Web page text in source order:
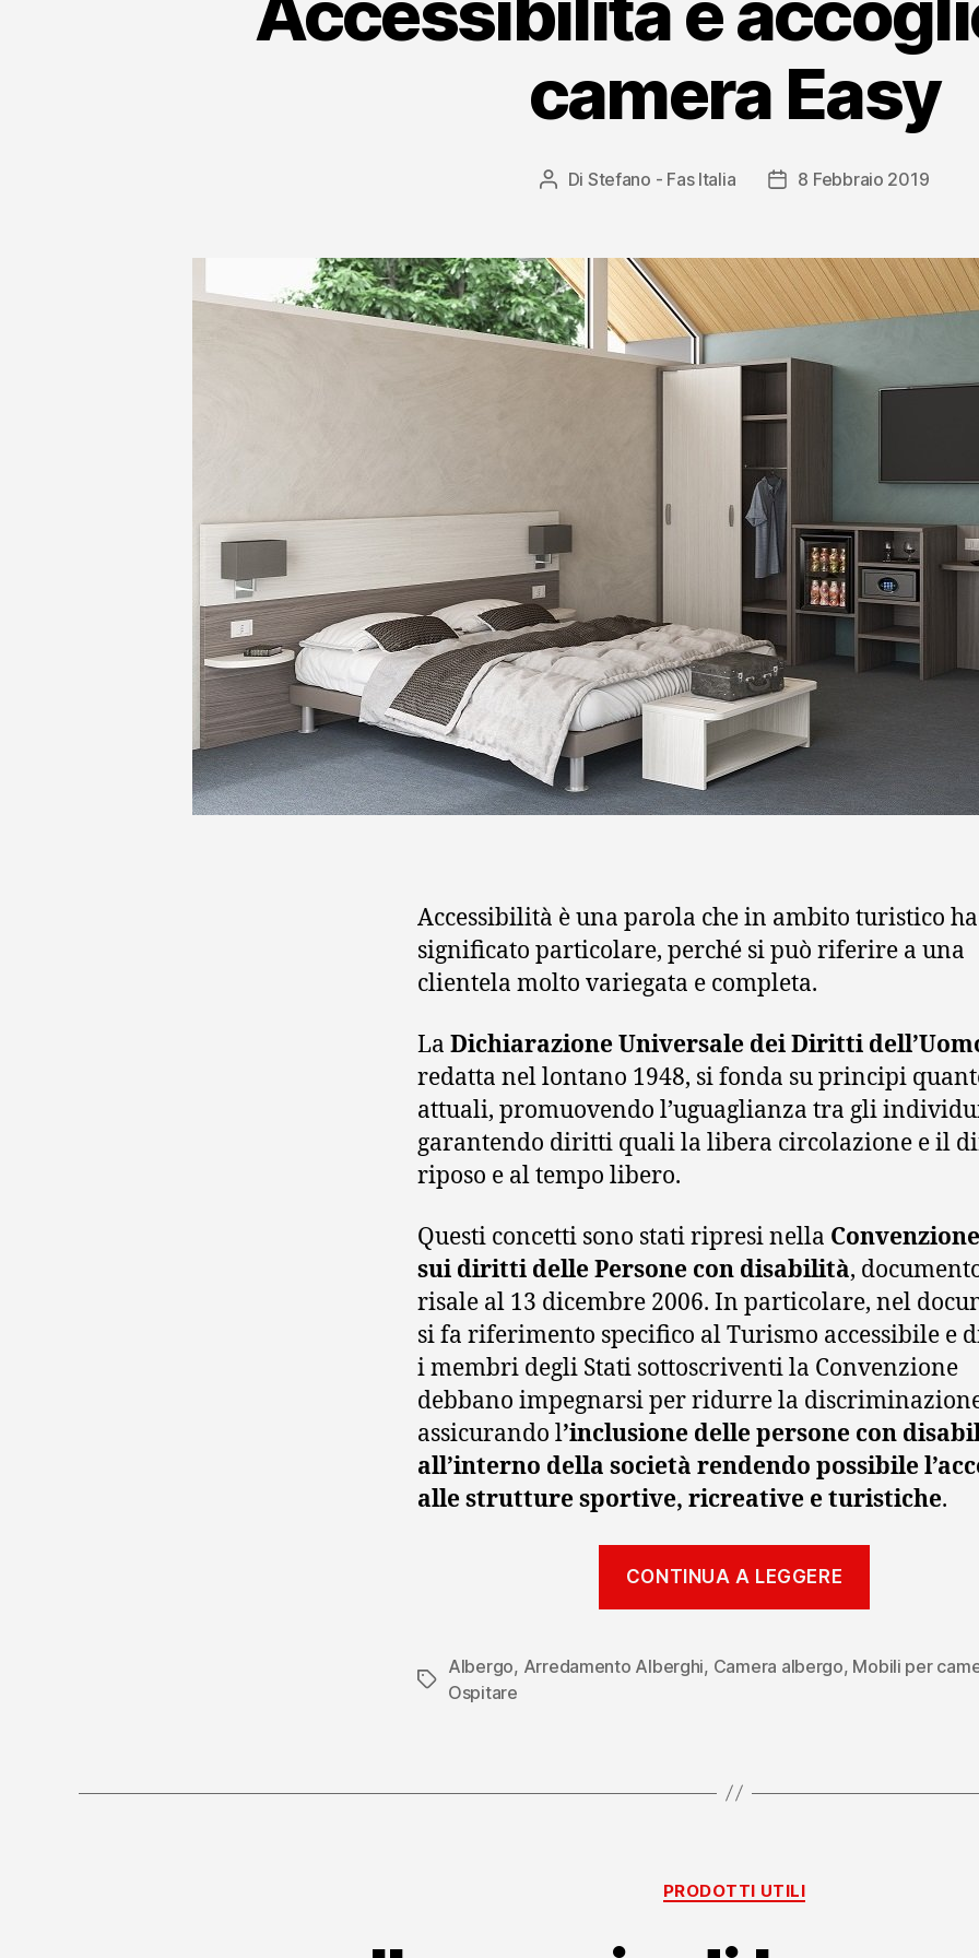
camera Easy
Autore
Di Stefano - Fas Italia
Data8 Febbraio 2019
Accessibilità è una parola che in ambito turistico
significato particolare, perché si può riferire a una
clientela molto variegata e completa.
La Dichiarazione Universale dei Diritti
redatta nel lontano 1948, si fonda su principi
attuali, promuovendo l’uguaglianza tra gli
garantendo diritti quali la libera circolazione e il
riposo e al tempo libero.
Questi concetti sono stati ripresi nella
sui diritti delle Persone con disabilità,
risale al 13 dicembre 2006. In particolare, nel
si fa riferimento specifico al Turismo accessibile e
i membri degli Stati sottoscriventi la Convenzione
debbano impegnarsi per ridurre la
assicurando l’inclusione delle persone con
all’interno della società rendendo possibile
alle strutture sportive, ricreative e turistiche.
CONTINUA A LEGGERE
la
Tag
Albergo, Arredamento Alberghi, Camera albergo, Mobili per
Ospitare
Categorie
PRODOTTI UTILI